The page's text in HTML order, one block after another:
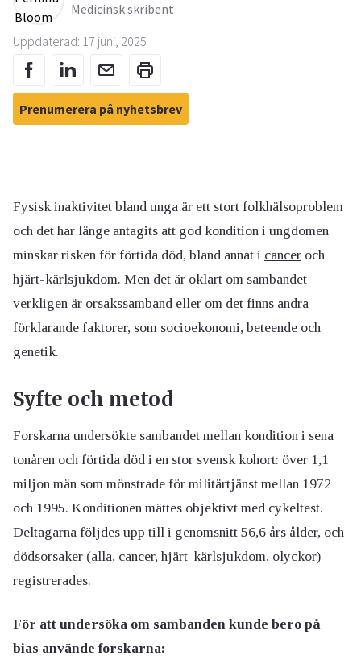
Medicinsk skribent
Uppdaterad: 17 juni, 2025
Prenumerera på nyhetsbrev
Fysisk inaktivitet bland unga är ett stort folkhälsoproblem
och det har länge antagits att god kondition i ungdomen
minskar risken för förtida död, bland annat i cancer och
hjärt-kärlsjukdom. Men det är oklart om sambandet
verkligen är orsakssamband eller om det finns andra
förklarande faktorer, som socioekonomi, beteende och
genetik.
Syfte och metod
Forskarna undersökte sambandet mellan kondition i sena
tonåren och förtida död i en stor svensk kohort: över 1,1
miljon män som mönstrade för militärtjänst mellan 1972
och 1995. Konditionen mättes objektivt med cykeltest.
Deltagarna följdes upp till i genomsnitt 56,6 års ålder, och
dödsorsaker (alla, cancer, hjärt-kärlsjukdom, olyckor)
registrerades.
För att undersöka om sambanden kunde bero på
bias använde forskarna: